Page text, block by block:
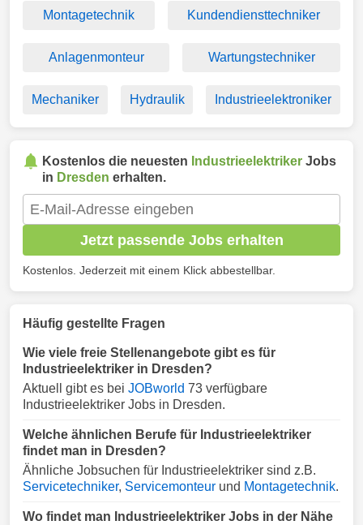
Montagetechnik Kundendiensttechniker
Anlagenmonteur Wartungstechniker
Mechaniker Hydraulik Industrieelektroniker
Kostenlos die neuesten Industrieelektriker Jobs
in Dresden erhalten.
Jetzt passende Jobs erhalten
Kostenlos. Jederzeit mit einem Klick abbestellbar.
Häufig gestellte Fragen
Wie viele freie Stellenangebote gibt es für
Industrieelektriker in Dresden?
Aktuell gibt es bei JOBworld 73 verfügbare
Industrieelektriker Jobs in Dresden.
Welche ähnlichen Berufe für Industrieelektriker
findet man in Dresden?
Ähnliche Jobsuchen für Industrieelektriker sind z.B.
Servicetechniker, Servicemonteur und Montagetechnik.
Wo findet man Industrieelektriker Jobs in der Nähe